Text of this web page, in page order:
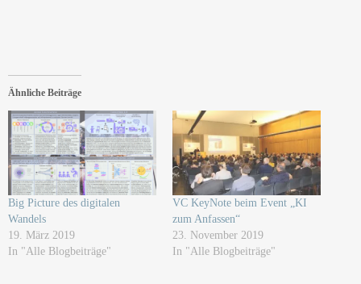
Ähnliche Beiträge
Big Picture des digitalen
Wandels
19. März 2019
In "Alle Blogbeiträge"
VC KeyNote beim Event „KI
zum Anfassen“
23. November 2019
In "Alle Blogbeiträge"